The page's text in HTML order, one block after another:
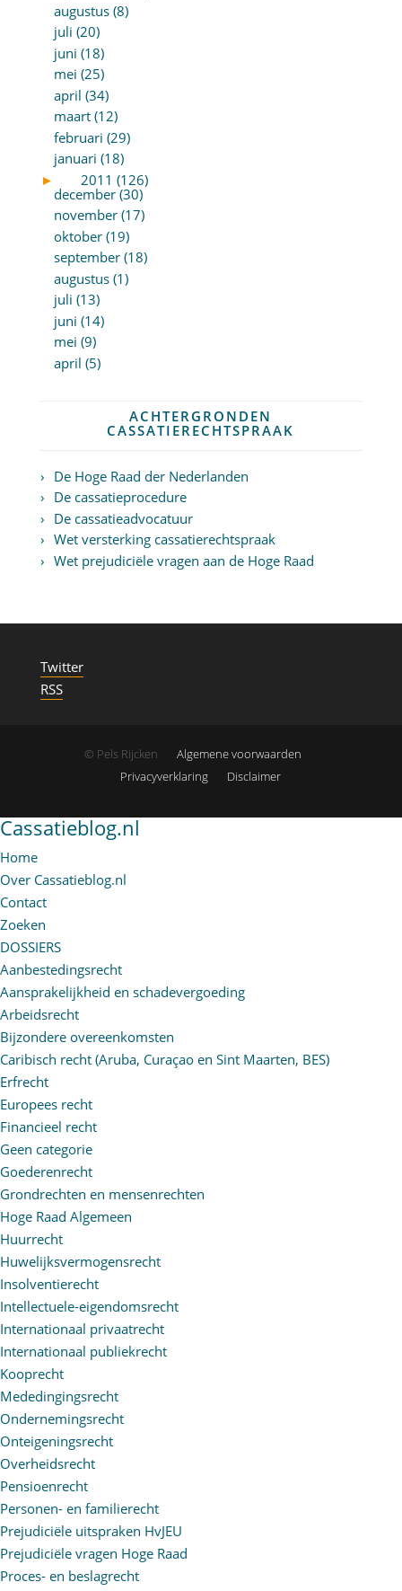
augustus (8)
juli (20)
juni (18)
mei (25)
april (34)
maart (12)
februari (29)
januari (18)
►
2011 (126)
december (30)
november (17)
oktober (19)
september (18)
augustus (1)
juli (13)
juni (14)
mei (9)
april (5)
ACHTERGRONDEN
CASSATIERECHTSPRAAK
De Hoge Raad der Nederlanden
De cassatieprocedure
De cassatieadvocatuur
Wet versterking cassatierechtspraak
Wet prejudiciële vragen aan de Hoge Raad
Twitter
RSS
© Pels Rijcken
Algemene voorwaarden
Privacyverklaring
Disclaimer
Cassatieblog.nl
Home
Over Cassatieblog.nl
Contact
Zoeken
DOSSIERS
Aanbestedingsrecht
Aansprakelijkheid en schadevergoeding
Arbeidsrecht
Bijzondere overeenkomsten
Caribisch recht (Aruba, Curaçao en Sint Maarten, BES)
Erfrecht
Europees recht
Financieel recht
Geen categorie
Goederenrecht
Grondrechten en mensenrechten
Hoge Raad Algemeen
Huurrecht
Huwelijksvermogensrecht
Insolventierecht
Intellectuele-eigendomsrecht
Internationaal privaatrecht
Internationaal publiekrecht
Kooprecht
Mededingingsrecht
Ondernemingsrecht
Onteigeningsrecht
Overheidsrecht
Pensioenrecht
Personen- en familierecht
Prejudiciële uitspraken HvJEU
Prejudiciële vragen Hoge Raad
Proces- en beslagrecht